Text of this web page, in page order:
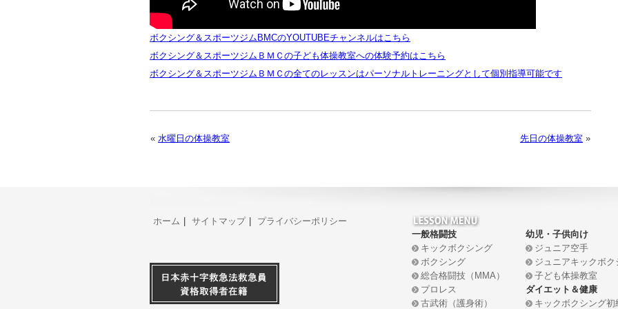
ボクシング＆スポーツジムBMCのYOUTUBEチャンネルはこちら
ボクシング＆スポーツジムＢＭＣの子ども体操教室への体験予約はこちら
ボクシング＆スポーツジムＢＭＣの全てのレッスンはパーソナルトレーニングとして個別指導可能です
« 水曜日の体操教室 先日の体操教室 »
ホーム サイトマップ
プライバシーポリシー
一般格闘技
キックボクシング
ボクシング
総合格闘技（MMA）
プロレス
古武術（護身術）
幼児・子供向け
ジュニア空手
ジュニアキックボク
子ども体操教室
ダイエット＆健康
キックボクシング初